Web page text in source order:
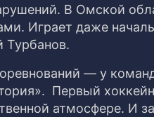
В Омской
Играет даже
Турбанов.
— у
Первый
атмосфере. И